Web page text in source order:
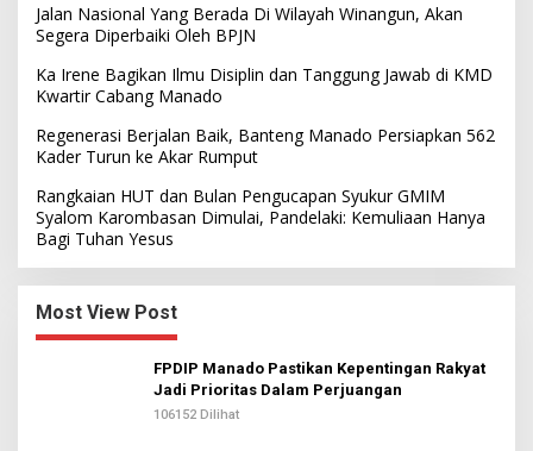
Jalan Nasional Yang Berada Di Wilayah Winangun, Akan
Segera Diperbaiki Oleh BPJN
Ka Irene Bagikan Ilmu Disiplin dan Tanggung Jawab di KMD
Kwartir Cabang Manado
Regenerasi Berjalan Baik, Banteng Manado Persiapkan 562
Kader Turun ke Akar Rumput
Rangkaian HUT dan Bulan Pengucapan Syukur GMIM
Syalom Karombasan Dimulai, Pandelaki: Kemuliaan Hanya
Bagi Tuhan Yesus
Most View Post
FPDIP Manado Pastikan Kepentingan Rakyat
Jadi Prioritas Dalam Perjuangan
106152 Dilihat